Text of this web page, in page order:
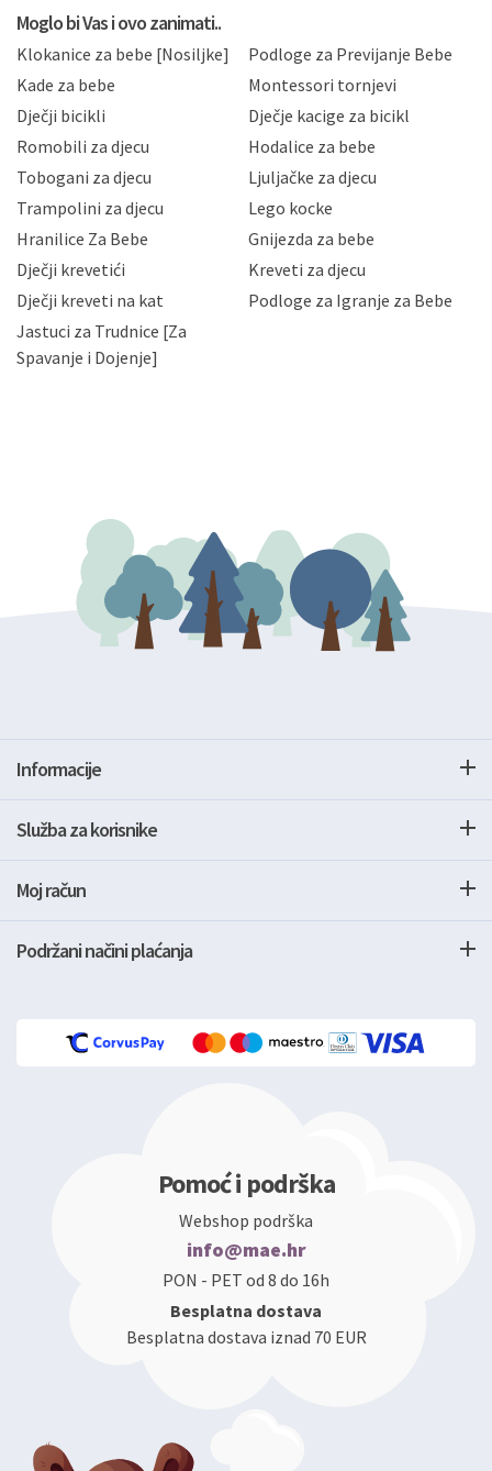
privatnosti i kolačića koju možete pročitati ovdje i
Hrvatske, a uvijek uz primjenu odgovarajućih tehničkih i
sigurnosnih mjera zaštite osobnih podataka od
neovlaštenog pristupa, zlouporabe, otkrivanja,
gubitka ili uništenja. Mae.hr štiti privatnost svojih
korisnika i posjetitelja web stranica, čuva povjerljivost
Vaših osobnih podataka te omogućava pristup i
priopćavanje osobnih podataka samo onim svojim
zaposlenicima kojima su isti potrebni radi provedbe
slučajevima koji su dozvoljeni zakonima. Napominjemo
da možete u svako doba, u potpunosti ili djelomice,
zatražiti prestanak aktivnosti obrade Vaših osobnih
podataka. Opoziv privole možete podnijeti poštom na
gore navedenu adresu ili e-mailom na adresu:
Moglo bi Vas i ovo zanimati..
Klokanice za bebe [Nosiljke]
Podloge za Previjanje Bebe
Kade za bebe
Montessori tornjevi
Dječji bicikli
Dječje kacige za bicikl
Romobili za djecu
Hodalice za bebe
Tobogani za djecu
Ljuljačke za djecu
Trampolini za djecu
Lego kocke
Hranilice Za Bebe
Gnijezda za bebe
Dječji krevetići
Kreveti za djecu
Dječji kreveti na kat
Podloge za Igranje za Bebe
Jastuci za Trudnice [Za
Spavanje i Dojenje]
Informacije
Služba za korisnike
Moj račun
Podržani načini plaćanja
Pomoć i podrška
Webshop podrška
info@mae.hr
PON - PET od 8 do 16h
Besplatna dostava
Besplatna dostava iznad 70 EUR